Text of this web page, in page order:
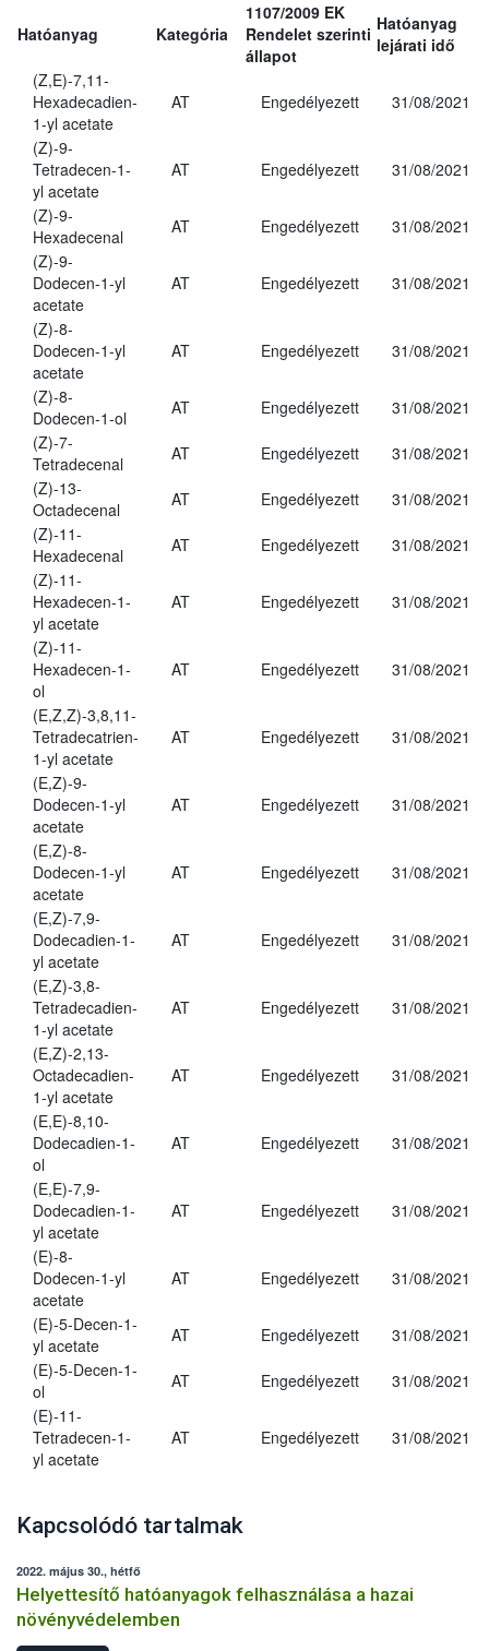
Hatóanyag Kategória
1107/2009 EK
Rendelet szerinti
állapot
Hatóanyag
lejárati idő
(Z,E)-7,11-
Hexadecadien-
1-yl acetate
AT Engedélyezett 31/08/2021
(Z)-9-
Tetradecen-1-
yl acetate
AT Engedélyezett 31/08/2021
(Z)-9-
Hexadecenal
AT Engedélyezett
31/08/2021
(Z)-9-
Dodecen-1-yl
acetate
AT Engedélyezett 31/08/2021
(Z)-8-
Dodecen-1-yl
acetate
AT Engedélyezett 31/08/2021
(Z)-8-
Dodecen-1-ol
AT Engedélyezett
31/08/2021
(Z)-7-
Tetradecenal
AT Engedélyezett
31/08/2021
(Z)-13-
Octadecenal
AT Engedélyezett
31/08/2021
(Z)-11-
Hexadecenal
AT Engedélyezett
31/08/2021
(Z)-11-
Hexadecen-1-
yl acetate
AT Engedélyezett 31/08/2021
(Z)-11-
Hexadecen-1-
ol
AT Engedélyezett 31/08/2021
(E,Z,Z)-3,8,11-
Tetradecatrien-
1-yl acetate
AT Engedélyezett 31/08/2021
(E,Z)-9-
Dodecen-1-yl
acetate
AT Engedélyezett 31/08/2021
(E,Z)-8-
Dodecen-1-yl
acetate
AT Engedélyezett 31/08/2021
(E,Z)-7,9-
Dodecadien-1-
yl acetate
AT Engedélyezett 31/08/2021
(E,Z)-3,8-
Tetradecadien-
1-yl acetate
AT Engedélyezett 31/08/2021
(E,Z)-2,13-
Octadecadien-
1-yl acetate
AT Engedélyezett 31/08/2021
(E,E)-8,10-
Dodecadien-1-
ol
AT Engedélyezett 31/08/2021
(E,E)-7,9-
Dodecadien-1-
yl acetate
AT Engedélyezett 31/08/2021
(E)-8-
Dodecen-1-yl
acetate
AT Engedélyezett 31/08/2021
(E)-5-Decen-1-
yl acetate
AT Engedélyezett
31/08/2021
(E)-5-Decen-1-
ol
AT Engedélyezett
31/08/2021
(E)-11-
Tetradecen-1-
yl acetate
AT Engedélyezett 31/08/2021
Kapcsolódó tartalmak
2022. május 30., hétfő
Helyettesítő hatóanyagok felhasználása a hazai
növényvédelemben